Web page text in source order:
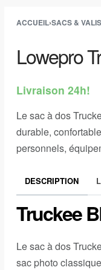
ACCUEIL›SACS &
Lowepro
Livraison 24h!
Le sac à dos
durable,
personnels,
DESCRIPTION
Truckee
Le sac à dos
sac photo